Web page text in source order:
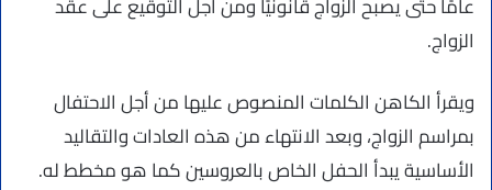
الزواج.
ويقرأ الكاهن الكلمات المنصوص عليها من أجل الاحتفال
بمراسم الزواج، وبعد الانتهاء من هذه العادات والتقاليد
الأساسية يبدأ الحفل الخاص بالعروسين كما هو مخطط له.